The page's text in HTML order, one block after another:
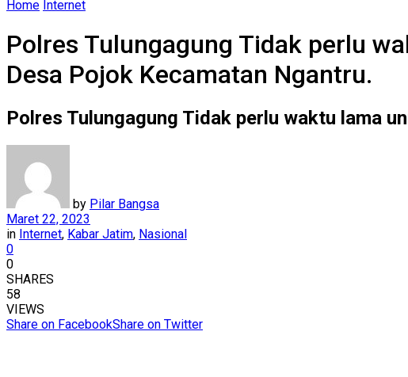
Home Internet
Polres Tulungagung Tidak perlu
Desa Pojok Kecamatan Ngantru.
Polres Tulungagung Tidak perlu waktu lama
by Pilar Bangsa
Maret 22, 2023
in Internet, Kabar Jatim, Nasional
0
0
SHARES
58
VIEWS
Share on FacebookShare on Twitter